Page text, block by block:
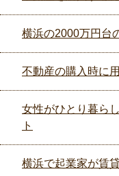
横浜の2000万円台
不動産の購入時に
女性がひとり暮ら
ト
横浜で起業家が賃